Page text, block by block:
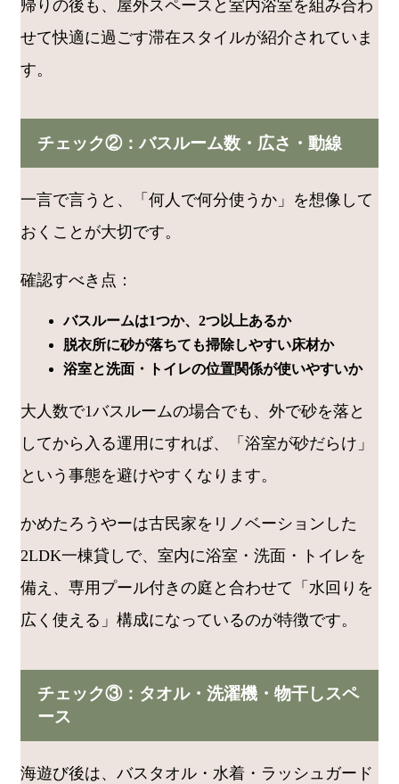
帰りの後も、屋外スペースと室内浴室を組み合わ
せて快適に過ごす滞在スタイルが紹介されていま
す。
チェック②：バスルーム数・広さ・動線
一言で言うと、「何人で何分使うか」を想像して
おくことが大切です。
確認すべき点：
バスルームは1つか、2つ以上あるか
脱衣所に砂が落ちても掃除しやすい床材か
浴室と洗面・トイレの位置関係が使いやすいか
大人数で1バスルームの場合でも、外で砂を落と
してから入る運用にすれば、「浴室が砂だらけ」
という事態を避けやすくなります。
かめたろうやーは古民家をリノベーションした
2LDK一棟貸しで、室内に浴室・洗面・トイレを
備え、専用プール付きの庭と合わせて「水回りを
広く使える」構成になっているのが特徴です。
チェック③：タオル・洗濯機・物干しスペ
ース
海遊び後は、バスタオル・水着・ラッシュガード